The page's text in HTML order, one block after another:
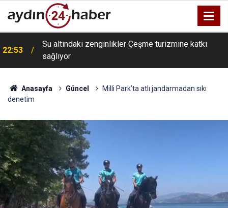
22:53
Su altındaki zenginlikler Çeşme turizmine katkı
sağlıyor
Anasayfa Güncel
Milli Park’ta atlı jandarmadan sıkı
denetim